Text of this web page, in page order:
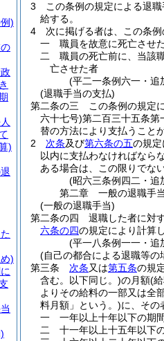
3
この条例の規定による退
給する。
4
次に掲げる者は、この条
一
職員を故意に死亡させ
二
職員の死亡前に、当該
亡させた者
(平二一条例六一・追
(退職手当の支払)
第二条の三
この条例の規定
六十七号)第二百三十五条第
替の方法により支払うこと
2
次条及び第六条の五の規定
以内に支払わなければならな
ある場合は、この限りでない
(昭六三条例四二・追
第二章
一般の退職手当
(一般の退職手当)
第二条の四
退職した者に対
六条の四の規定により計算
(平一八条例一一・追
(自己の都合による退職等の
第三条
次条又は第五条の規
含む。以下同じ。)の月額(
よりその給料の一部又は全
料月額」という。)に、その
一
一年以上十年以下の期
二
十一年以上十五年以下
)
)
)